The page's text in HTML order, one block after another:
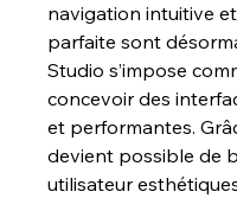
navigation intuitive
parfaite sont
Studio s’impose
concevoir des
et performantes.
devient possible de
utilisateur